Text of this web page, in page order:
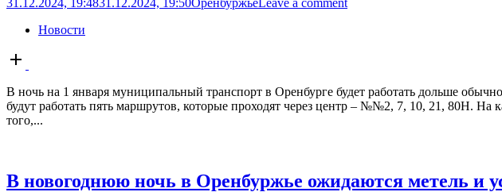
Новости
Open
post
В ночь на 1 января муниципальный транспорт в Оренбурге будет работать дольше
будут работать пять маршрутов, которые проходят через центр – №№2, 7, 10, 21, 80Н.
того,...
В новогоднюю ночь в Оренбуржье ожидаются метель и